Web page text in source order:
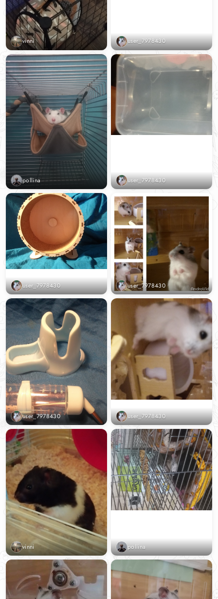
vinni user_7978430
pollina user_7978430
user_7978430 user_7978430
user_7978430 user_7978430
vinni pollina